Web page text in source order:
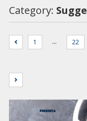
Category:
1 … 22